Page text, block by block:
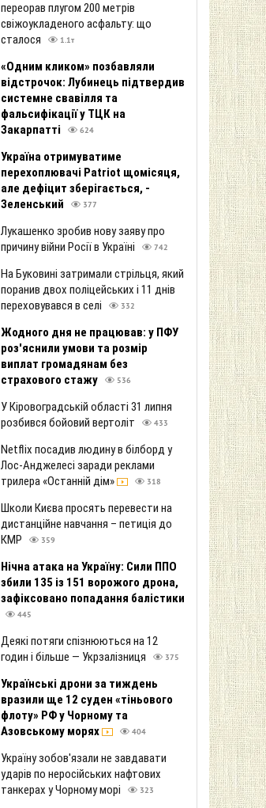
переорав плугом 200 метрів
свіжоукладеного асфальту: що
сталося
1.1т
«Одним кликом» позбавляли
відстрочок: Лубинець підтвердив
системне свавілля та
фальсифікації у ТЦК на
Закарпатті
624
Україна отримуватиме
перехоплювачі Patriot щомісяця,
але дефіцит зберігається, -
Зеленський
377
Лукашенко зробив нову заяву про
причину війни Росії в Україні
742
На Буковині затримали стрільця, який
поранив двох поліцейських і 11 днів
переховувався в селі
332
Жодного дня не працював: у ПФУ
роз'яснили умови та розмір
виплат громадянам без
страхового стажу
536
У Кіровоградській області 31 липня
розбився бойовий вертоліт
433
Netflix посадив людину в білборд у
Лос-Анджелесі заради реклами
трилера «Останній дім»
318
Школи Києва просять перевести на
дистанційне навчання – петиція до
КМР
359
Нічна атака на Україну: Сили ППО
збили 135 із 151 ворожого дрона,
зафіксовано попадання балістики
445
Деякі потяги спізнюються на 12
годин і більше — Укрзалізниця
375
Українські дрони за тиждень
вразили ще 12 суден «тіньового
флоту» РФ у Чорному та
Азовському морях
404
Україну зобов'язали не завдавати
ударів по неросійських нафтових
танкерах у Чорному морі
323